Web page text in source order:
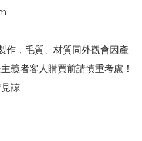
作，毛質、材質同外觀會因產
義者客人購買前請慎重考慮！
諒